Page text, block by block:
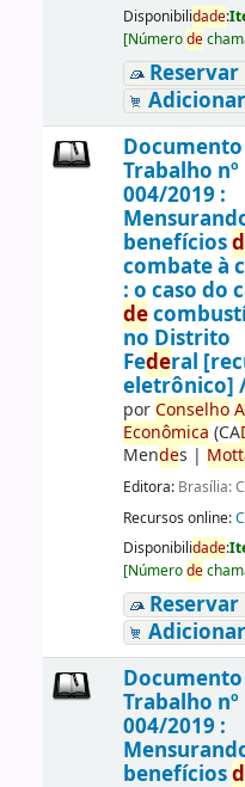
Disponibilidade:
[Númerode
Reservar
Documento
Trabalho nº
004/2019 :
benefícios
combate à
: o caso do
de
no Distrito
Federal
eletrônico]
porConselho
Econômica (CA
Mendes |
Editora: Brasília:
Recursos online:
Disponibilidade:
[Númerode
Reservar
Documento
Trabalho nº
004/2019 :
benefícios